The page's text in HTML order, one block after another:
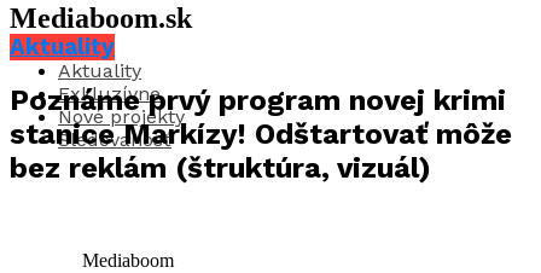
Mediaboom.sk
Aktuality
Exkluzívne
Nové projekty
Sledovanosť
Aktuality
Poznáme prvý program novej krimi
stanice Markízy! Odštartovať môže
bez reklám (štruktúra, vizuál)
Mediaboom